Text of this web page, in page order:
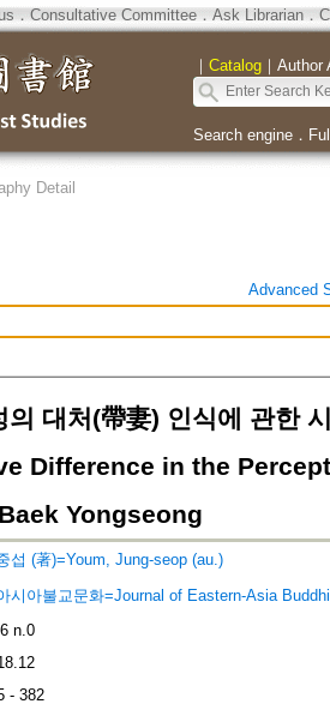
． Consultative Committee． Ask Librarian．
｜ Catalog｜ Author
Search engine．
Detail
Advanced
의 대처(帶妻) 인식에 관한
Difference in the
Yongseong
섭 (著)=Youm, Jung-seop (au.)
시아불교문화=Journal of Eastern-Asia
n.0
- 382